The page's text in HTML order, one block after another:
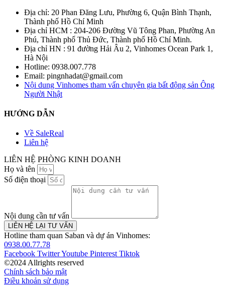
Địa chỉ: 20 Phan Đăng Lưu, Phường 6, Quận Bình Thạnh,
Thành phố Hồ Chí Minh
Địa chỉ HCM : 204-206 Đường Vũ Tông Phan, Phường An
Phú, Thành phố Thủ Đức, Thành phố Hồ Chí Minh.
Địa chỉ HN : 91 đường Hải Âu 2, Vinhomes Ocean Park 1,
Hà Nội
Hotline: 0938.007.778
Email: pingnhadat@gmail.com
Nội dung Vinhomes tham vấn chuyên gia bất động sản Ông
Người Nhật
HƯỚNG DẪN
Về SaleReal
Liên hệ
LIÊN HỆ PHÒNG KINH DOANH
Họ và tên
Số điện thoại
Nội dung cần tư vấn
LIÊN HỆ LẠI TƯ VẤN
Hotline tham quan Saban và dự án Vinhomes:
0938.00.77.78
Facebook TwitterYoutube Pinterest Tiktok
©2024 Allrights reserved
Chính sách bảo mật
Điều khoản sử dụng